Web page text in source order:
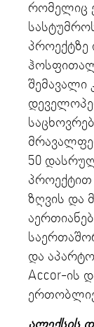
რომელიც
პროექტზე
შემავალი
50
ზღვის და
და
Accor-ის